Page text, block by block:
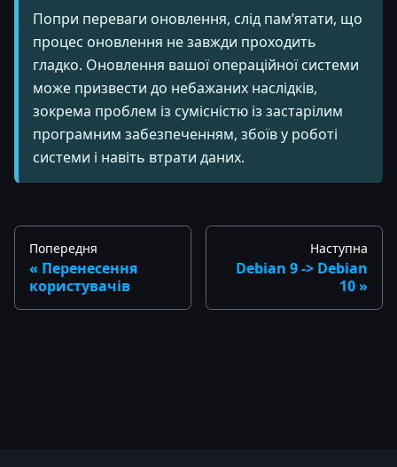
Попри переваги оновлення, слід пам’ятати, що
процес оновлення не завжди проходить
гладко. Оновлення вашої операційної системи
може призвести до небажаних наслідків,
зокрема проблем із сумісністю із застарілим
програмним забезпеченням, збоїв у роботі
системи і навіть втрати даних.
Попередня
Перенесення
користувачів
Наступна
Debian 9 -> Debian
10